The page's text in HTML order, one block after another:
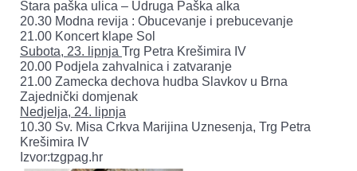
Stara paška ulica – Udruga Paška alka
20.30 Modna revija : Obucevanje i prebucevanje
21.00 Koncert klape Sol
Subota, 23. lipnja Trg Petra Krešimira IV
20.00 Podjela zahvalnica i zatvaranje
21.00 Zamecka dechova hudba Slavkov u Brna
Zajednički domjenak
Nedjelja, 24. lipnja
10.30 Sv. Misa Crkva Marijina Uznesenja, Trg Petra
Krešimira IV
Izvor:tzgpag.hr